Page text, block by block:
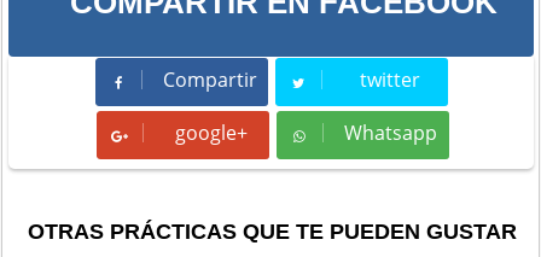
Compartir
Compartir twitter
Tweet
google+ Whatsapp
Whatsapp
OTRAS PRÁCTICAS QUE TE PUEDEN GUSTAR